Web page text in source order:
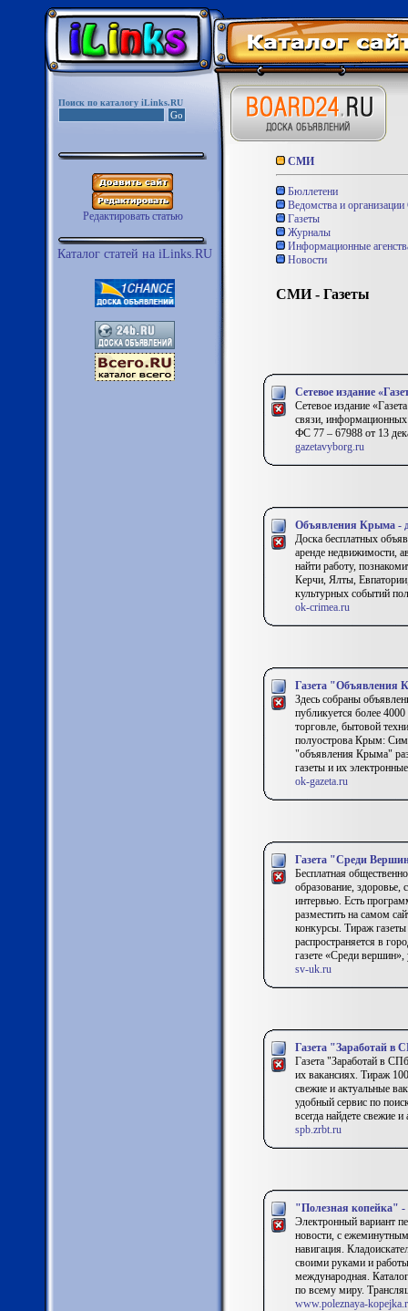
Поиск по каталогу iLinks.RU
Редактировать статью
Каталог статей на iLinks.RU
СМИ
Бюллетени
Ведомства и
Газеты
Журналы
Информационные
Новости
СМИ - Газеты
Сетевое издание
Сетевое издание
связи,
ФС 77 – 67988 от 13
gazetavyborg.ru
Объявления Крыма -
Доска бесплатных
аренде недвижимости,
найти работу,
Керчи, Ялты,
культурных событий
ok-crimea.ru
Газета "Объявления
Здесь собраны
публикуется более
торговле, бытовой
полуострова Крым:
"объявления Крыма"
газеты и их
ok-gazeta.ru
Газета "Среди
Бесплатная
образование,
интервью. Есть
разместить на самом
конкурсы. Тираж
распространяется в
газете «Среди
sv-uk.ru
Газета "Заработай в
Газета "Заработай в
их вакансиях. Тираж
свежие и актуальные
удобный сервис по
всегда найдете свежие
spb.zrbt.ru
"Полезная копейка" -
Электронный вариант
новости, с
навигация.
своими руками и работы
международная.
по всему миру.
www.poleznaya-